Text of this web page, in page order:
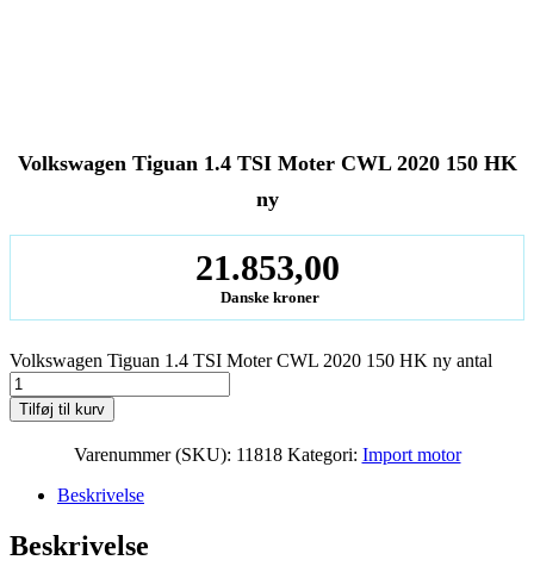
Volkswagen Tiguan 1.4 TSI Moter CWL 2020 150 HK
ny
21.853,00
Danske kroner
Volkswagen Tiguan 1.4 TSI Moter CWL 2020 150 HK ny antal
Tilføj til kurv
Varenummer (SKU): 11818 Kategori: Import motor
Beskrivelse
Beskrivelse